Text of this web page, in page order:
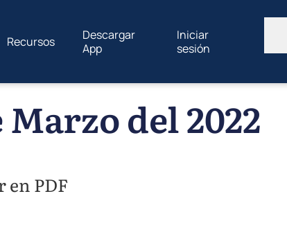
Recursos
Descargar
App
Iniciar
sesión
del 2022
en PDF